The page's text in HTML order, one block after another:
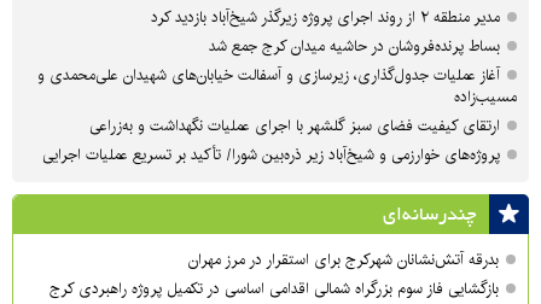
مدیر منطقه ۲ از روند اجرای پروژه زیرگذر شیخ‌آباد بازدید کرد
بساط پرنده‌فروشان در حاشیه میدان کرج جمع شد
آغاز عملیات جدول‌گذاری، زیرسازی و آسفالت خیابان‌های شهیدان علی‌محمدی و
مسیب‌زاده
ارتقای کیفیت فضای سبز گلشهر با اجرای عملیات نگهداشت و به‌زراعی
پروژه‌های خوارزمی و شیخ‌آباد زیر ذره‌بین شورا/ تأکید بر تسریع عملیات اجرایی
چندرسانه‌ای
بدرقه آتش‌نشانان شهرکرج برای استقرار در مرز مهران
بازگشایی فاز سوم بزرگراه شمالی اقدامی اساسی در تکمیل پروژه راهبردی کرج